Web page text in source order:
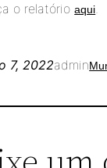
o relatórioaqui.
7, 2022admin